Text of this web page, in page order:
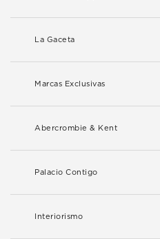
La Gaceta
Marcas Exclusivas
Abercrombie & Kent
Palacio Contigo
Interiorismo